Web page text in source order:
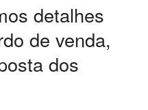
detalhes
de venda,
dos